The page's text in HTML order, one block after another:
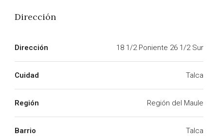
Dirección
Dirección 18 1/2 Poniente 26 1/2 Sur
Cuidad Talca
Región Región del Maule
Barrio Talca